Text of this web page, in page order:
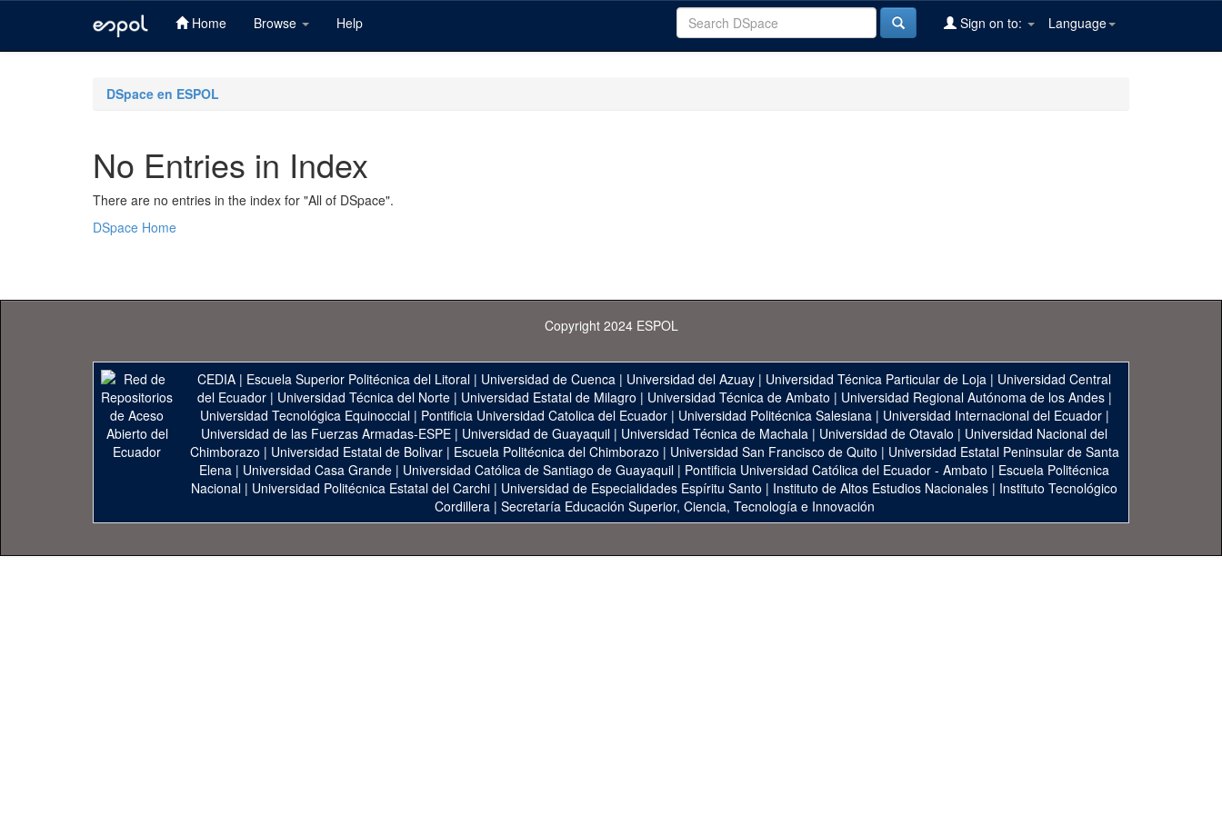
Home Browse Help Language
Sign on to:
DSpace en ESPOL
No Entries in Index
There are no entries in the index for "All of DSpace".
DSpace Home
Copyright 2024 ESPOL
CEDIA | Escuela Superior Politécnica del Litoral | Universidad de Cuenca | Universidad del Azuay | Universidad Técnica Particular de Loja | Universidad Central
del Ecuador| Universidad Técnica del Norte| Universidad Estatal de Milagro | Universidad Técnica de Ambato | Universidad Regional Autónoma de los Andes|
Universidad Tecnológica Equinoccial| Pontificia Universidad Catolica del Ecuador| Universidad Politécnica Salesiana| Universidad Internacional del Ecuador|
Universidad de las Fuerzas Armadas-ESPE | Universidad de Guayaquil | Universidad Técnica de Machala | Universidad de Otavalo | Universidad Nacional del
Chimborazo | Universidad Estatal de Bolivar| Escuela Politécnica del Chimborazo | Universidad San Francisco de Quito | Universidad Estatal Peninsular de Santa
Elena | Universidad Casa Grande | Universidad Católica de Santiago de Guayaquil | Pontificia Universidad Católica del Ecuador - Ambato | Escuela Politécnica
Nacional | Universidad Politécnica Estatal del Carchi | Universidad de Especialidades Espíritu Santo | Instituto de Altos Estudios Nacionales | Instituto Tecnológico
Cordillera| Secretaría Educación Superior, Ciencia, Tecnología e Innovación